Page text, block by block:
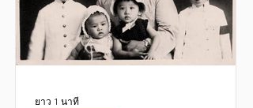
“วีซ่าหรู ระยะยาว ราคาแพง และเป็น
วีซ่าที่มีความรับผิดชอบ” จะขายความ
หรูตามที่หร
ยาว 1 นาที